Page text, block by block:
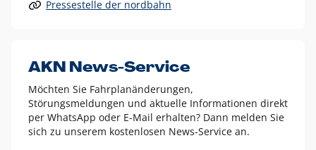
Alle anderen Logo-Varianten dürfen nur in Ausnahmefällen
Diese Ausnahmen sind zum Beispiel:
dem AKN Blau,
weißes Logo auf Fotohintergründen,
schwarzes Logo für reine Schwarz-Weiß-Umsetzungen
Pressestelle der nordbahn
AKN News-Service
Möchten Sie Fahrplanänderungen,
Störungsmeldungen und aktuelle Informationen direkt
per WhatsApp oder E-Mail erhalten? Dann melden Sie
sich zu unserem kostenlosen News-Service an.